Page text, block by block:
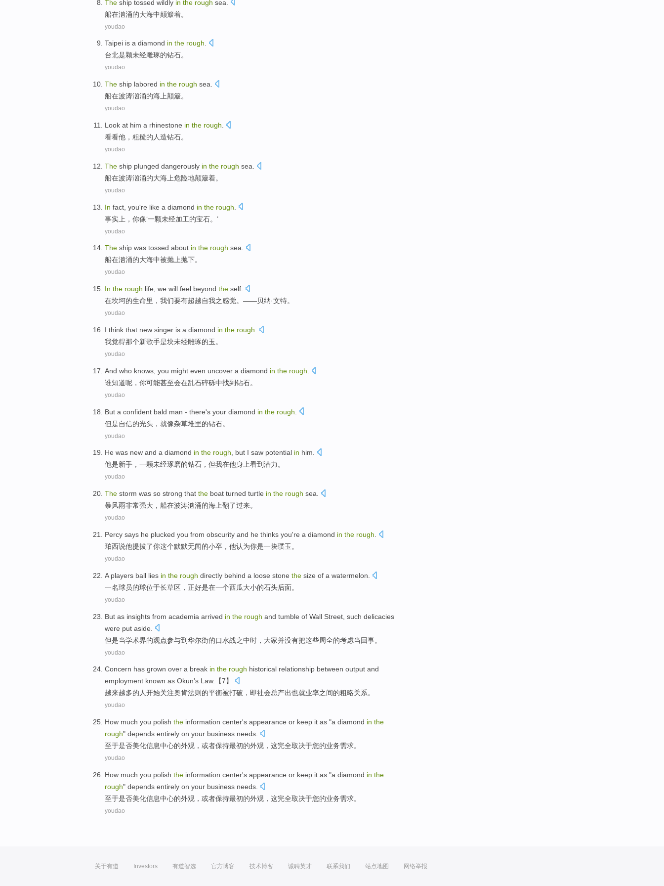
The ship tossed wildly in the rough sea.
船在汹涌的大海中颠簸着。
youdao
Taipei is a diamond in the rough.
台北是颗未经雕琢的钻石。
youdao
The ship labored in the rough sea
船在波涛汹涌的海上颠簸。
youdao
Look at him a rhinestone in the rough
看看他 ，粗糙的 人造钻石。
youdao
The ship plunged dangerously in the rough sea
船在波涛汹涌的大海上危险地颠簸着。
youdao
In fact you're like a diamond in the rough
事实上 ， 你像‘一颗未经加工的宝石。’
youdao
The ship was tossed about in the rough sea.
船在汹涌的大海中被抛上抛下。
youdao
In the rough life we will feel beyond the self
在坎坷的生命里 ， 我们要有超越自我之感觉。——贝纳·文特。
youdao
I think that new singer is a diamond in the rough
我觉得那个新歌手是块未经雕琢的玉。
youdao
And who knows you might even uncover a diamond in the rough
谁知道呢 ， 你可能甚至会在乱石碎砾中找到钻石。
youdao
But a confident bald man - there's your diamond in the rough
但是自信的光头， 就像杂草堆里的钻石。
youdao
He was new and a diamond in the rough, but I saw potential in him.
他是新手 ， 一颗未经琢磨的钻石 ， 但我在他身上看到潜力。
youdao
The storm was so strong that the boat turned turtle in the rough sea
暴风雨非常强大 ， 船在波涛汹涌的海上翻了过来。
youdao
Percy says he plucked you from obscurity and he thinks you're a diamond in the rough
珀西说他提拔了你这个默默无闻的小卒，他认为你是一块璞玉 。
youdao
A players ball lies in the rough directly behind a loose stone the size of a watermelon
一名球员的球位于长草区， 正好是在一个西瓜大小的石头后面。
youdao
But as insights from academia arrived in the rough and tumble of Wall Street such delicacies
were put aside
但是当学术界的观点参与到华尔街的口水战之中时，大家并没有把这些周全的考虑当回事。
youdao
Concern has grown over a break in the rough historical relationship between output and
employment known as Okun’s Law.【7】
越来越多的人开始关注奥肯法则的平衡被打破 ，即社会总产出也就业率之间的粗略关系。
youdao
How much you polish the information center's appearance or keep it as "a diamond in the
rough" depends entirely on your business needs
至于是否美化信息中心的外观 ， 或者保持最初的外观， 这完全取决于您的业务需求。
youdao
How much you polish the information center's appearance or keep it as "a diamond in the
rough" depends entirely on your business needs
至于是否美化信息中心的外观 ， 或者保持最初的外观， 这完全取决于您的业务需求。
youdao
关于有道 Investors 有道智选 官方博客 技术博客 诚聘英才 联系我们 站点地图 网络举报